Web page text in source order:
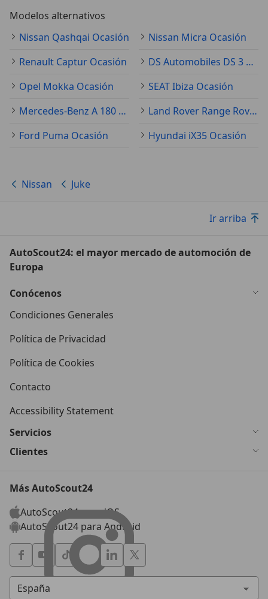
Modelos alternativos
Nissan Qashqai Ocasión
Nissan Micra Ocasión
Renault Captur Ocasión
DS Automobiles DS 3 Ocasión
Opel Mokka Ocasión
SEAT Ibiza Ocasión
Mercedes-Benz A 180 Ocasión
Land Rover Range Rover Evoque Ocasión
Ford Puma Ocasión
Hyundai iX35 Ocasión
Nissan Juke
Ir arriba
AutoScout24: el mayor mercado de automoción de
Europa
Conócenos
Condiciones Generales
Política de Privacidad
Política de Cookies
Contacto
Accessibility Statement
Servicios
Clientes
Más AutoScout24
AutoScout24 para iOS
AutoScout24 para Android